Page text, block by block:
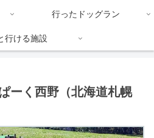
行ったドッグラン
行ける施設
ーく西野（北海道札幌